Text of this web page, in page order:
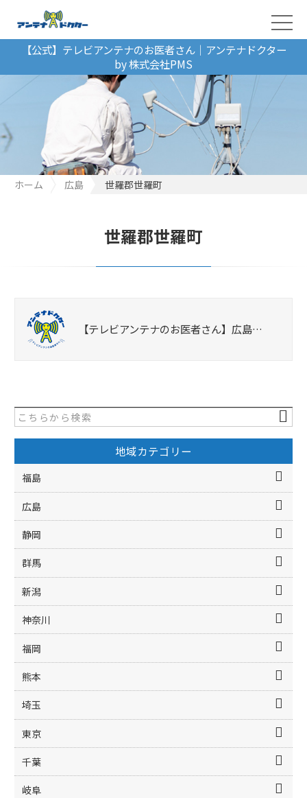
【公式】テレビアンテナのお医者さん｜アンテナドクター
by 株式会社PMS
ホーム 広島 世羅郡世羅町
世羅郡世羅町
【テレビアンテナのお医者さん】広島…
地域カテゴリー
福島
広島
静岡
群馬
新潟
神奈川
福岡
熊本
埼玉
東京
千葉
岐阜